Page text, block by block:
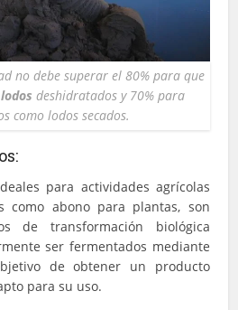
no debe superar el 80% para que
lodos deshidratados y 70% para
como lodos secados.
para actividades agrícolas
como abono para plantas, son
de transformación biológica
ser fermentados mediante
de obtener un producto
para su uso.